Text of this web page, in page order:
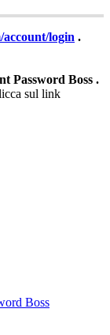
/account/login .
Password Boss .
sul link
Boss